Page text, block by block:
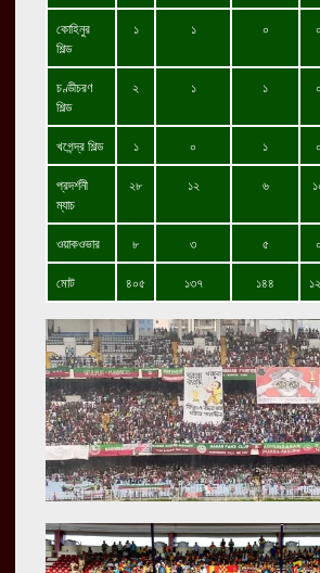
কোহিনুর
শিল্ড
১ ১ ০ ০
চণ্ডীচরণ
শিল্ড
২ ১ ১ ০
খগেন্দ্র শিল্ড ১ ০ ১ ০
প্রদর্শনী
ম্যাচ
২৮ ১২ ৬
ওয়াকওভার ৮ ৩ ৫ ০
মোট ৪০৫ ১৩৭ ১৪৪